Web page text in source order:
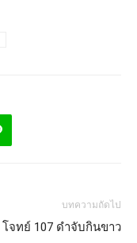
บทความถัดไป
โจทย์ 107 ดำจับกินขาว